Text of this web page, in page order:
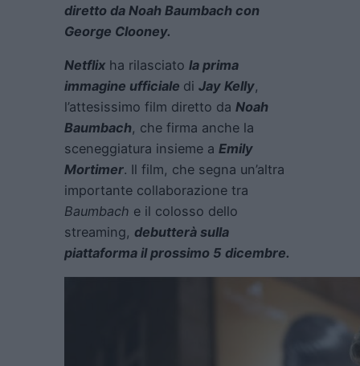
diretto da Noah Baumbach con
George Clooney.
Netflix ha rilasciato la prima
immagine ufficiale di Jay Kelly,
l’attesissimo film diretto da Noah
Baumbach, che firma anche la
sceneggiatura insieme a Emily
Mortimer. Il film, che segna un’altra
importante collaborazione tra
Baumbach e il colosso dello
streaming, debutterà sulla
piattaforma il prossimo 5 dicembre.